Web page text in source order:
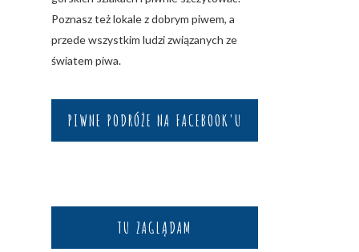
Poznasz też lokale z dobrym piwem, a
przede wszystkim ludzi związanych ze
światem piwa.
PIWNE PODRÓŻE NA FACEBOOK'U
TU ZAGLĄDAM